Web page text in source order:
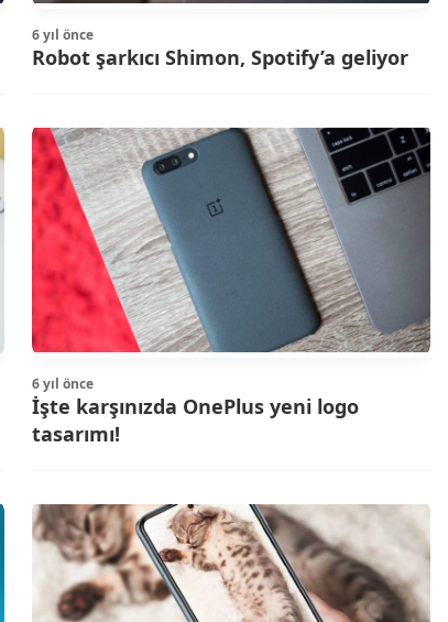
6 yıl önce
Robot şarkıcı Shimon, Spotify’a geliyor
6 yıl önce
İşte karşınızda OnePlus yeni logo
tasarımı!